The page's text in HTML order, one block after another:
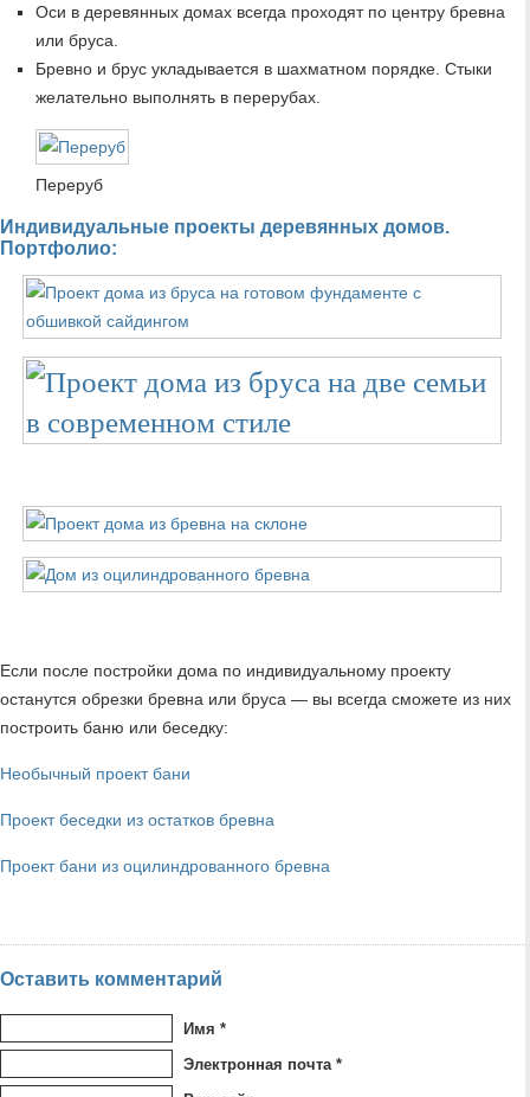
Оси в деревянных домах всегда проходят по центру бревна
или бруса.
Бревно и брус укладывается в шахматном порядке. Стыки
желательно выполнять в перерубах.
Переруб
Индивидуальные проекты деревянных домов.
Портфолио:
Если после постройки дома по индивидуальному проекту
останутся обрезки бревна или бруса — вы всегда сможете из них
построить баню или беседку:
Необычный проект бани
Проект беседки из остатков бревна
Проект бани из оцилиндрованного бревна
Оставить комментарий
Имя *
Электронная почта *